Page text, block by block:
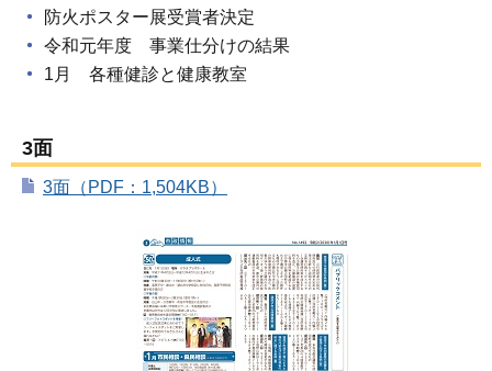
防火ポスター展受賞者決定
令和元年度 事業仕分けの結果
1月 各種健診と健康教室
3面
3面（PDF：1,504KB）